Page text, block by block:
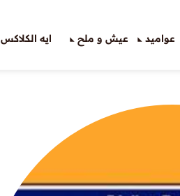
عواميد عيش و ملح ايه الكلاكس